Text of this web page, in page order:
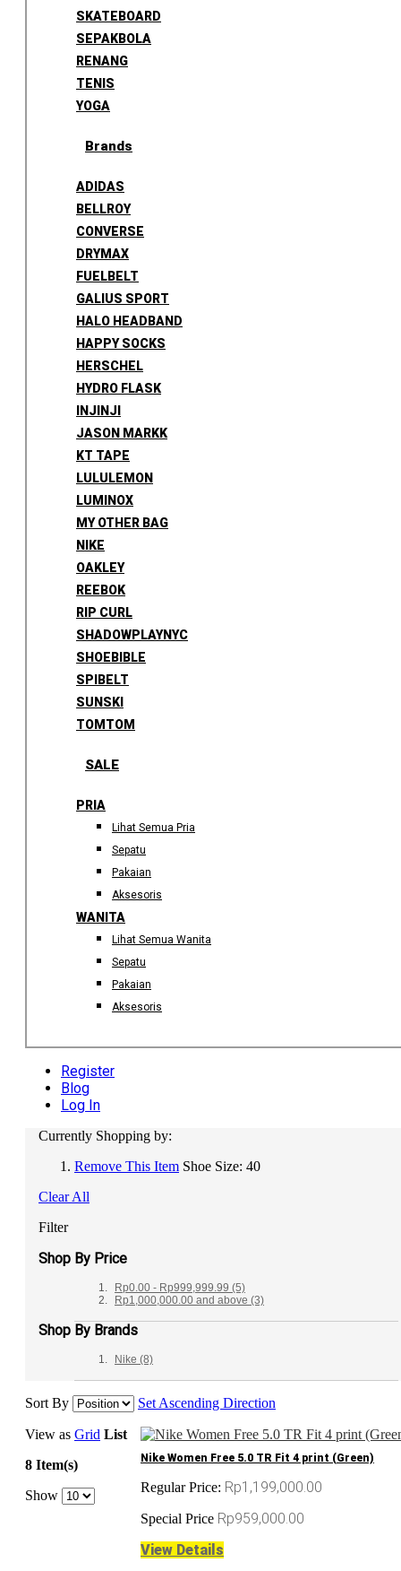
SKATEBOARD
SEPAKBOLA
RENANG
TENIS
YOGA
Brands
ADIDAS
BELLROY
CONVERSE
DRYMAX
FUELBELT
GALIUS SPORT
HALO HEADBAND
HAPPY SOCKS
HERSCHEL
HYDRO FLASK
INJINJI
JASON MARKK
KT TAPE
LULULEMON
LUMINOX
MY OTHER BAG
NIKE
OAKLEY
REEBOK
RIP CURL
SHADOWPLAYNYC
SHOEBIBLE
SPIBELT
SUNSKI
TOMTOM
SALE
PRIA
Lihat Semua Pria
Sepatu
Pakaian
Aksesoris
WANITA
Lihat Semua Wanita
Sepatu
Pakaian
Aksesoris
Register
Blog
Log In
Currently Shopping by:
Remove This Item Shoe Size: 40
Clear All
Filter
Shop By Price
Rp0.00 - Rp999,999.99 (5)
Rp1,000,000.00 and above (3)
Shop By Brands
Nike (8)
Sort By Set Ascending Direction
View as Grid List
8 Item(s)
Show
Nike Women Free 5.0 TR Fit 4 print (Green)
Regular Price: Rp1,199,000.00
Special Price Rp959,000.00
View Details